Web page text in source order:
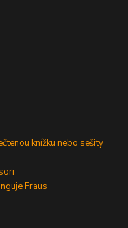
knížku nebo sešity
Fraus